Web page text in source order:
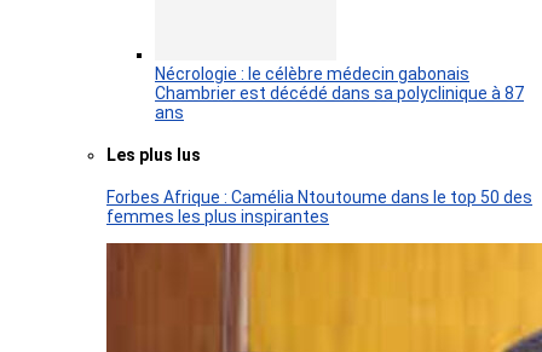
Nécrologie : le célèbre médecin gabonais
Chambrier est décédé dans sa polyclinique à 87
ans
Les plus lus
Forbes Afrique : Camélia Ntoutoume dans le top 50 des
femmes les plus inspirantes